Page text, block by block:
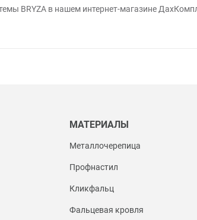
BRYZA в нашем интернет-магазине
МАТЕРИАЛЫ
Металлочерепица
Профнастил
Кликфальц
Фальцевая кровля